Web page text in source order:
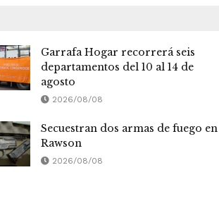
Garrafa Hogar recorrerá seis
departamentos del 10 al 14 de
agosto
2026/08/08
Secuestran dos armas de fuego en
Rawson
2026/08/08